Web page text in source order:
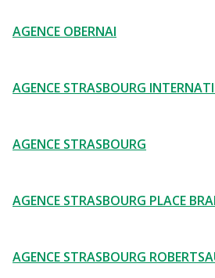
AGENCE OBERNAI
AGENCE STRASBOURG
AGENCE STRASBOURG
AGENCE STRASBOURG PLACE
AGENCE STRASBOURG